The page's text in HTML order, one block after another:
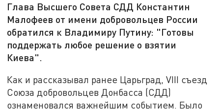
Глава Высшего Совета СДД Константин
Малофеев от имени добровольцев России
обратился к Владимиру Путину: "Готовы
поддержать любое решение о взятии
Киева".
Как и рассказывал ранее Царьград, VIII съезд
Союза добровольцев Донбасса (СДД)
ознаменовался важнейшим событием. Было